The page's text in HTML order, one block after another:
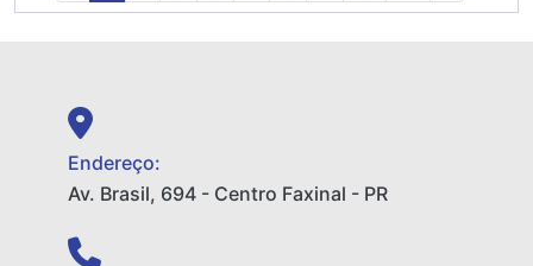
Endereço:
Av. Brasil, 694 - Centro Faxinal - PR